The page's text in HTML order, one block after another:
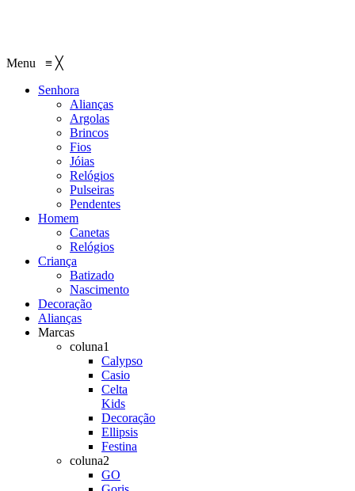
Menu ≡ ╳
Senhora
Alianças
Argolas
Brincos
Fios
Jóias
Relógios
Pulseiras
Pendentes
Homem
Canetas
Relógios
Criança
Batizado
Nascimento
Decoração
Alianças
Marcas
coluna1
Calypso
Casio
Celta
Kids
Decoração
Ellipsis
Festina
coluna2
GO